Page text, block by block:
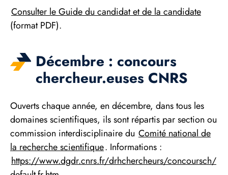
Consulter le Guide du candidat et de la candidate
(format PDF).
Décembre : concours
chercheur.euses CNRS
Ouverts chaque année, en décembre, dans tous les
domaines scientifiques, ils sont répartis par section ou
commission interdisciplinaire du Comité national de
la recherche scientifique. Informations :
https://www.dgdr.cnrs.fr/drhchercheurs/concoursch/